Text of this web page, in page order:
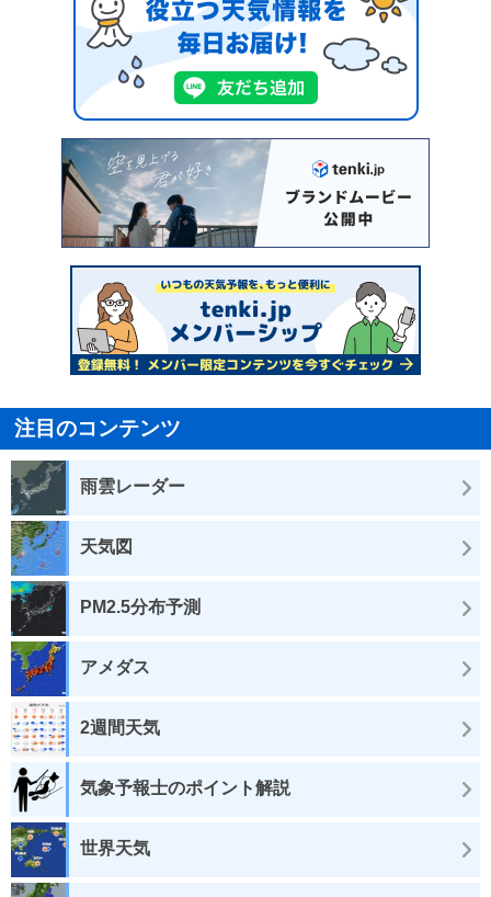
注目のコンテンツ
雨雲レーダー
天気図
PM2.5分布予測
アメダス
2週間天気
気象予報士のポイント解説
世界天気